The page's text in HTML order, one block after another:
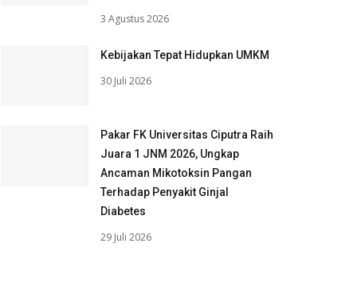
3 Agustus 2026
Kebijakan Tepat Hidupkan UMKM
30 Juli 2026
Pakar FK Universitas Ciputra Raih
Juara 1 JNM 2026, Ungkap
Ancaman Mikotoksin Pangan
Terhadap Penyakit Ginjal
Diabetes
29 Juli 2026